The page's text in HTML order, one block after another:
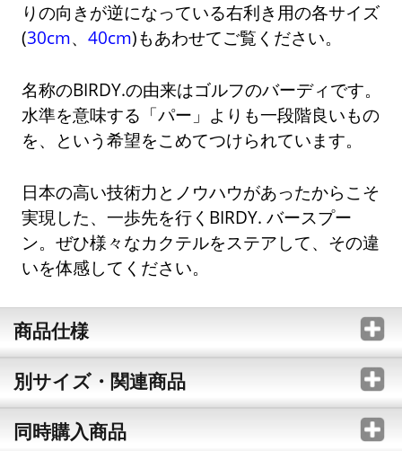
りの向きが逆になっている右利き用の各サイズ
(30cm、40cm)もあわせてご覧ください。
名称のBIRDY.の由来はゴルフのバーディです。
水準を意味する「パー」よりも一段階良いもの
を、という希望をこめてつけられています。
日本の高い技術力とノウハウがあったからこそ
実現した、一歩先を行くBIRDY. バースプー
ン。ぜひ様々なカクテルをステアして、その違
いを体感してください。
商品仕様
別サイズ・関連商品
同時購入商品